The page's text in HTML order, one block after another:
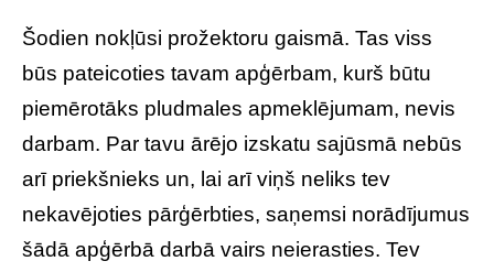
Šodien nokļūsi prožektoru gaismā. Tas viss
būs pateicoties tavam apģērbam, kurš būtu
piemērotāks pludmales apmeklējumam, nevis
darbam. Par tavu ārējo izskatu sajūsmā nebūs
arī priekšnieks un, lai arī viņš neliks tev
nekavējoties pārģērbties, saņemsi norādījumus
šādā apģērbā darbā vairs neierasties. Tev